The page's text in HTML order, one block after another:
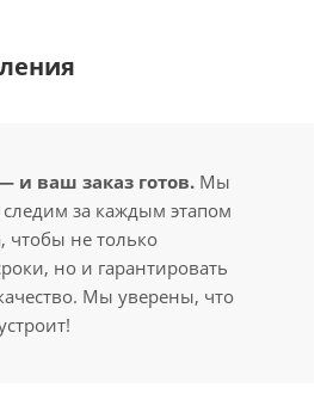
и ваш заказ готов. Мы
за каждым этапом
чтобы не только
но и гарантировать
Мы уверены, что